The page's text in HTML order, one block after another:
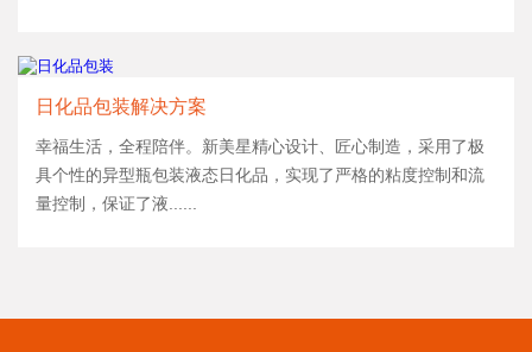
日化品包装解决方案
幸福生活，全程陪伴。新美星精心设计、匠心制造，采用了极
具个性的异型瓶包装液态日化品，实现了严格的粘度控制和流
量控制，保证了液......